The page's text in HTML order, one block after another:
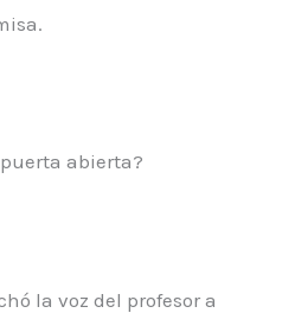
abierta?
la voz del profesor a